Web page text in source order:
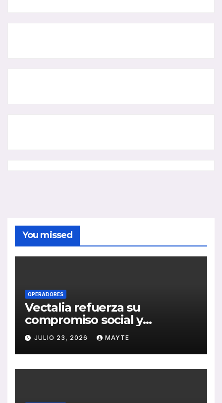
You missed
OPERADORES
Vectalia refuerza su
compromiso social y
medioambiental con la
publicación de su Memoria
de RSC 2025
JULIO 23, 2026 MAYTE